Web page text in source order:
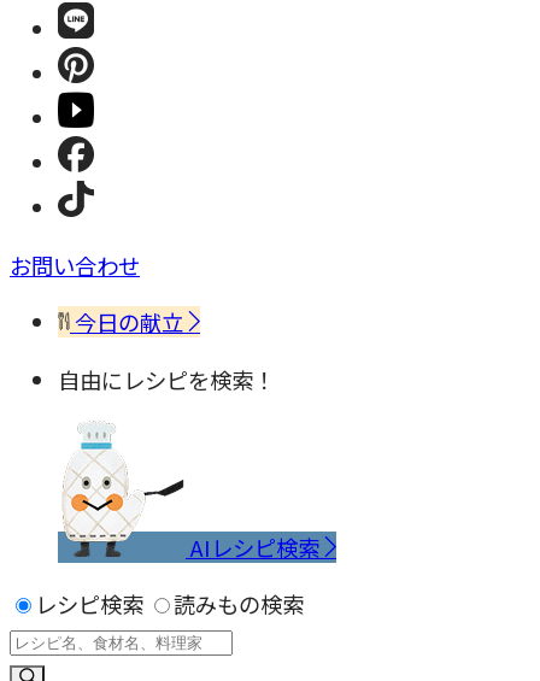
お問い合わせ
今日の献立
自由にレシピを検索！
AIレシピ検索
レシピ検索
読みもの検索